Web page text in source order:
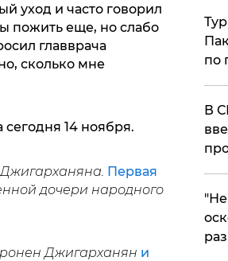
уход и часто говорил
пожить еще, но слабо
главврача
сколько мне
14 ноября.
Первая
дочери народного
Джигарханян и
по
В